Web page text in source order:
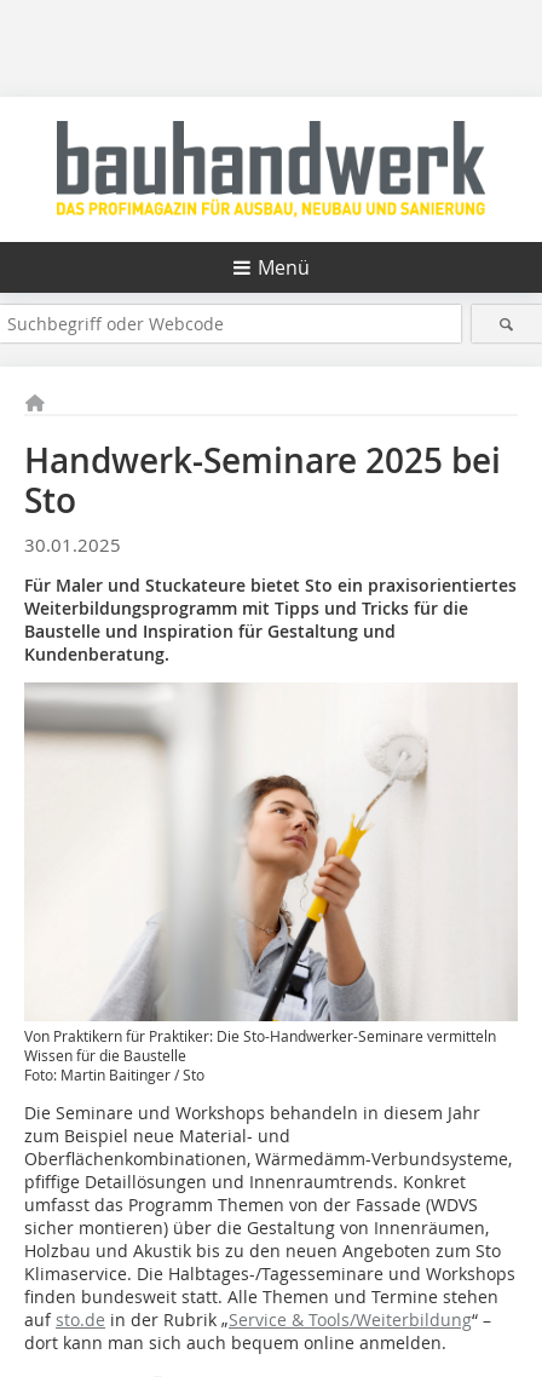
Menü
Handwerk-Seminare 2025 bei
Sto
30.01.2025
Für Maler und Stuckateure bietet Sto ein praxisorientiertes
Weiterbildungsprogramm mit Tipps und Tricks für die
Baustelle und Inspiration für Gestaltung und
Kundenberatung.
Von Praktikern für Praktiker: Die Sto-Handwerker-Seminare vermitteln
Wissen für die Baustelle
Foto: Martin Baitinger / Sto
Die Seminare und Workshops behandeln in diesem Jahr
zum Beispiel neue Material- und
Oberflächenkombinationen, Wärmedämm-Verbundsysteme,
pfiffige Detaillösungen und Innenraumtrends. Konkret
umfasst das Programm Themen von der Fassade (WDVS
sicher montieren) über die Gestaltung von Innenräumen,
Holzbau und Akustik bis zu den neuen Angeboten zum Sto
Klimaservice. Die Halbtages-/Tagesseminare und Workshops
finden bundesweit statt. Alle Themen und Termine stehen
aufsto.de in der Rubrik „Service & Tools/Weiterbildung“ –
dort kann man sich auch bequem online anmelden.